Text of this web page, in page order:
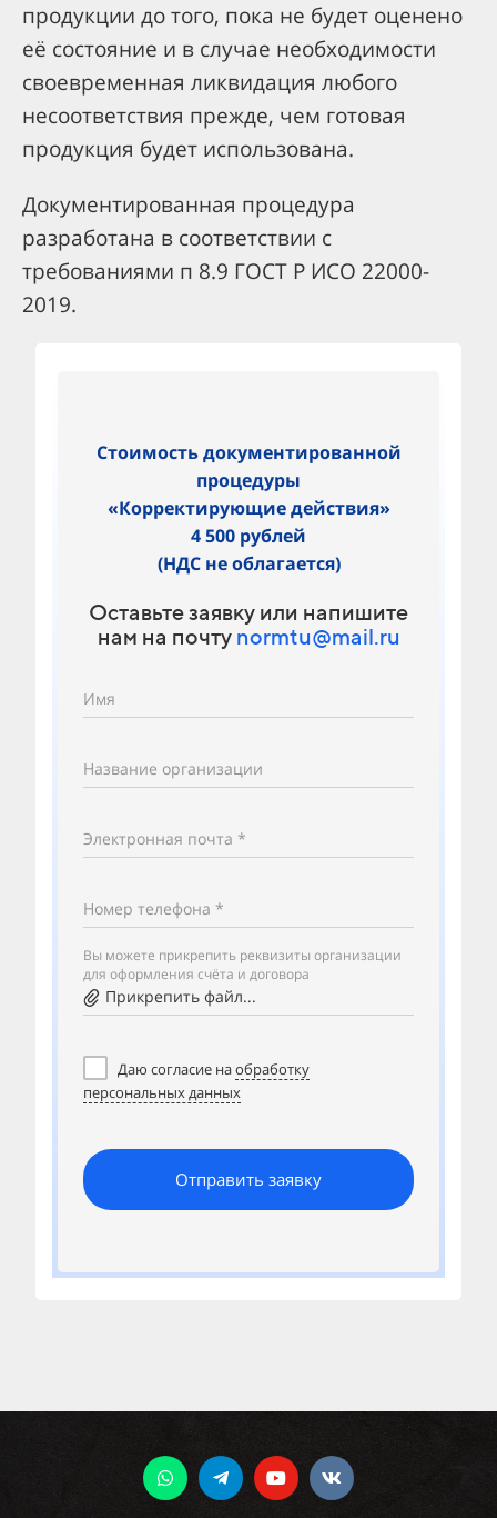
продукции до того, пока не будет оценено
её состояние и в случае необходимости
своевременная ликвидация любого
несоответствия прежде, чем готовая
продукция будет использована.
Документированная процедура
разработана в соответствии с
требованиями п 8.9 ГОСТ Р ИСО 22000-
2019.
Стоимость документированной
процедуры
«Корректирующие действия»
4 500 рублей
(НДС не облагается)
Оставьте заявку или напишите
нам на почту normtu@mail.ru
Имя
Название организации
Электронная почта *
Номер телефона *
Вы можете прикрепить реквизиты организации
для оформления счёта и договора
Прикрепить файл...
Даю согласие наобработку
персональных данных
Отправить заявку